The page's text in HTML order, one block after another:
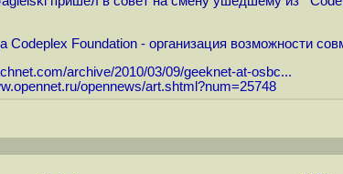
Foundation - организация возможности
archive/2010/03/09/geeknet-at-osbc...
opennews/art.shtml?num=25748